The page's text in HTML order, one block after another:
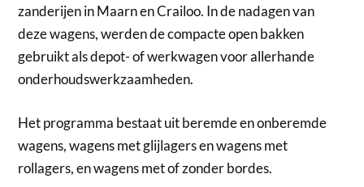
zanderijen in Maarn en Crailoo. In de nadagen van
deze wagens, werden de compacte open bakken
gebruikt als depot- of werkwagen voor allerhande
onderhoudswerkzaamheden.
Het programma bestaat uit beremde en onberemde
wagens, wagens met glijlagers en wagens met
rollagers, en wagens met of zonder bordes.